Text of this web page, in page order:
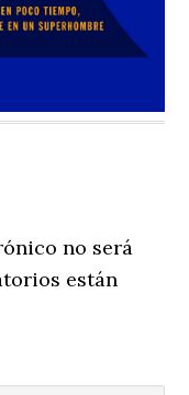
no será
están